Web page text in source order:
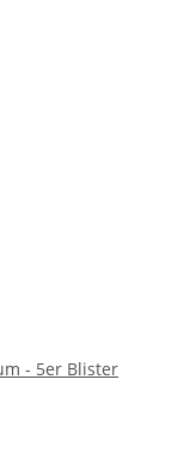
- 5er Blister